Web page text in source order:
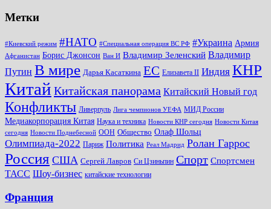
Метки
#Киевский режим #НАТО #Специальная операция ВС РФ #Украина Армия
Афганистан Борис Джонсон Ван И Владимир Зеленский Владимир
Путин В мире Дарья Касаткина ЕС Елизавета II Индия КНР
Китай Китайская панорама Китайский Новый год
Конфликты Ливерпуль Лига чемпионов УЕФА МИД России
Медиакорпорация Китая Наука и техника Новости КНР сегодня Новости Китая
сегодня Новости Поднебесной ООН Общество Олаф Шольц
Олимпиада-2022 Париж Политика Реал Мадрид Ролан Гаррос
Россия США Сергей Лавров Си Цзиньпин Спорт Спортсмен
ТАСС Шоу-бизнес китайские технологии
Франция